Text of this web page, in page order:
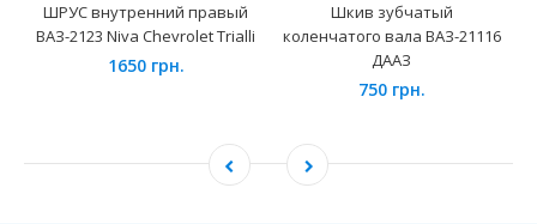
ШРУС внутренний правый
ВАЗ-2123 Niva Chevrolet Trialli
1650 грн.
Шкив зубчатый
коленчатого вала ВАЗ-21116
ДААЗ
750 грн.